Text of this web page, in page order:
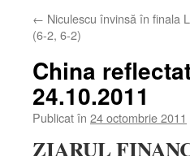
← Niculescu învinsă în finala
(6-2, 6-2)
China
24.10.2011
Publicat în 24 octombrie 2011
ZIARUL